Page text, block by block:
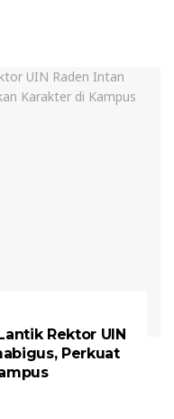
Rektor UIN
Perkuat